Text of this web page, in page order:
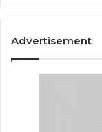
Advertisement